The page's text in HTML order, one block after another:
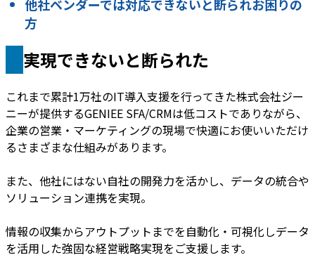
他社ベンダーでは対応できないと断られお困りの
方
実現できないと断られた
これまで累計1万社のIT導入支援を行ってきた株式会社ジー
ニーが提供するGENIEE SFA/CRMは低コストでありながら、
企業の営業・マーケティングの現場で快適にお使いいただけ
るさまざまな仕組みがあります。
また、他社にはない自社の開発力を活かし、データの統合や
ソリューション連携を実現。
情報の収集からアウトプットまでを自動化・可視化しデータ
を活用した強固な経営戦略実現をご支援します。